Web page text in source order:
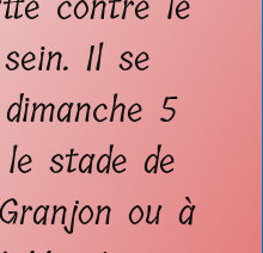
Il se
5
stade de
ou à